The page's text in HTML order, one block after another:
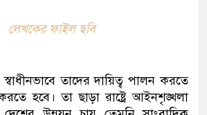
লেখকের ফাইল ছবি
তাদের দায়িত্ব পালন করতে
হবে। তা ছাড়া রাষ্ট্রে আইনশৃঙ্খলা